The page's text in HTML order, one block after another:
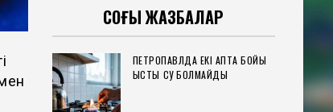
СОҢҒЫ ЖАЗБАЛАР
ПЕТРОПАВЛДА ЕКІ АПТА БОЙЫ
ЫСТЫҚ СУ БОЛМАЙДЫ